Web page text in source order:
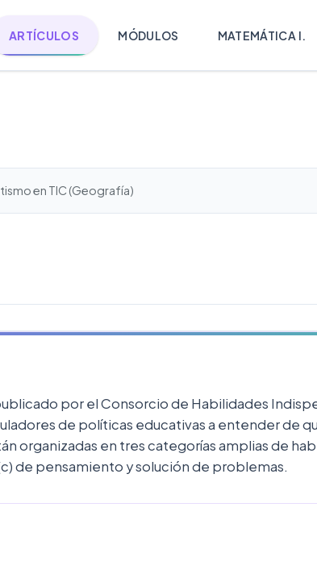
ARTÍCULOS MÓDULOS MATEMÁTICA I.
en TIC (Geografía)
por el Consorcio de Habilidades
de políticas educativas a entender de
organizadas en tres categorías amplias de
de pensamiento y solución de problemas.